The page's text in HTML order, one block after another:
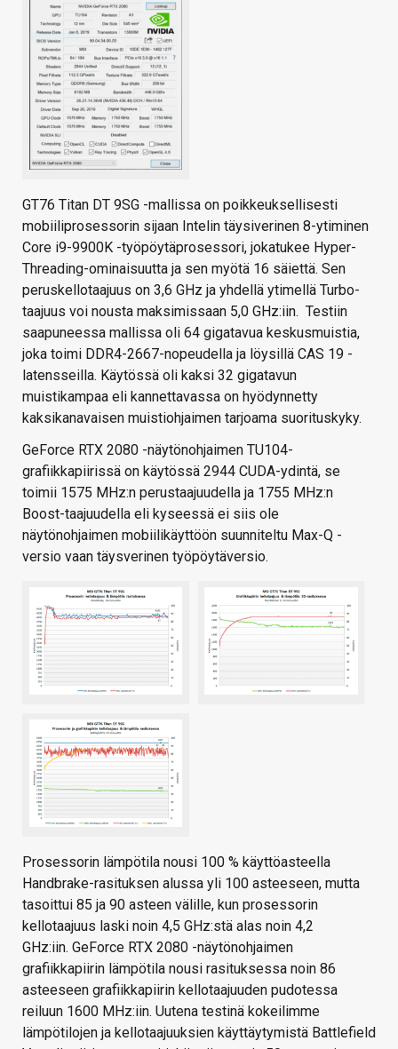
GT76 Titan DT 9SG -mallissa on poikkeuksellisesti
mobiiliprosessorin sijaan Intelin täysiverinen 8-ytiminen
Core i9-9900K -työpöytäprosessori, jokatukee Hyper-
Threading-ominaisuutta ja sen myötä 16 säiettä. Sen
peruskellotaajuus on 3,6 GHz ja yhdellä ytimellä Turbo-
taajuus voi nousta maksimissaan 5,0 GHz:iin. Testiin
saapuneessa mallissa oli 64 gigatavua keskusmuistia,
joka toimi DDR4-2667-nopeudella ja löysillä CAS 19 -
latensseilla. Käytössä oli kaksi 32 gigatavun
muistikampaa eli kannettavassa on hyödynnetty
kaksikanavaisen muistiohjaimen tarjoama suorituskyky.
GeForce RTX 2080 -näytönohjaimen TU104-
grafiikkapiirissä on käytössä 2944 CUDA-ydintä, se
toimii 1575 MHz:n perustaajuudella ja 1755 MHz:n
Boost-taajuudella eli kyseessä ei siis ole
näytönohjaimen mobiilikäyttöön suunniteltu Max-Q -
versio vaan täysverinen työpöytäversio.
Prosessorin lämpötila nousi 100 % käyttöasteella
Handbrake-rasituksen alussa yli 100 asteeseen, mutta
tasoittui 85 ja 90 asteen välille, kun prosessorin
kellotaajuus laski noin 4,5 GHz:stä alas noin 4,2
GHz:iin. GeForce RTX 2080 -näytönohjaimen
grafiikkapiirin lämpötila nousi rasituksessa noin 86
asteeseen grafiikkapiirin kellotaajuuden pudotessa
reiluun 1600 MHz:iin. Uutena testinä kokeilimme
lämpötilojen ja kellotaajuuksien käyttäytymistä Battlefield